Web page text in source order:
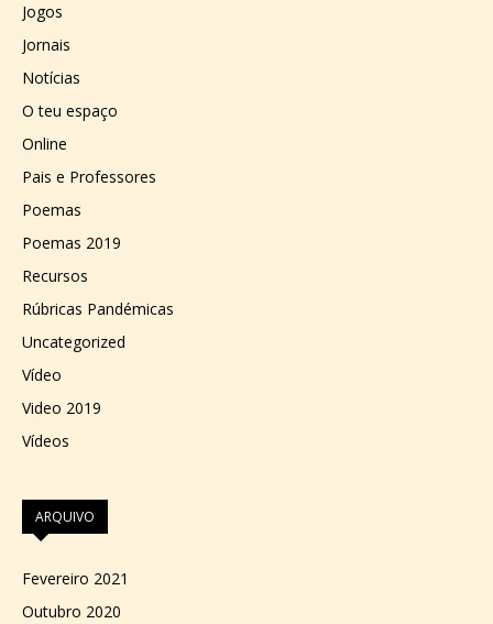
Jogos
Jornais
Notícias
O teu espaço
Online
Pais e Professores
Poemas
Poemas 2019
Recursos
Rúbricas Pandémicas
Uncategorized
Vídeo
Video 2019
Vídeos
ARQUIVO
Fevereiro 2021
Outubro 2020